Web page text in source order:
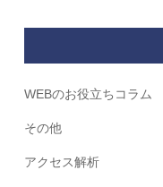
WEBのお役立ちコラム
その他
アクセス解析